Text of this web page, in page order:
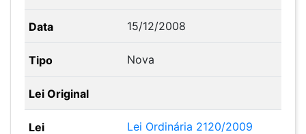
15/12/2008
Nova
Lei Ordinária 2120/2009